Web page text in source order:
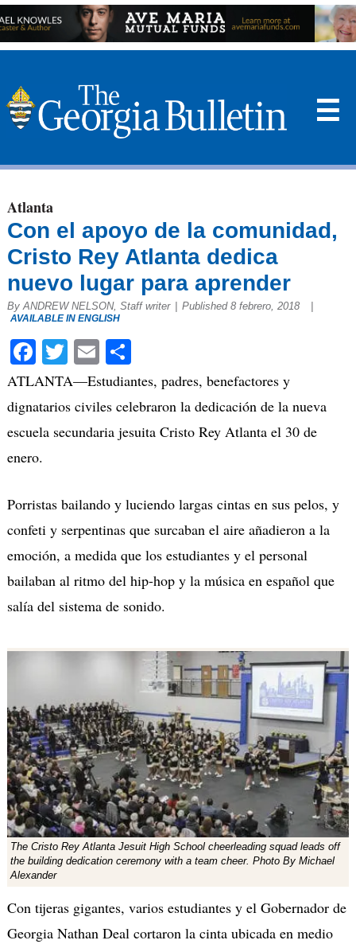
☰
Atlanta
Con el apoyo de la comunidad,
Cristo Rey Atlanta dedica
nuevo lugar para aprender
By ANDREW NELSON, Staff writer Published 8 febrero, 2018
AVAILABLE IN ENGLISH
Facebook
Twitter
EmailCompartir
ATLANTA—Estudiantes, padres, benefactores y
dignatarios civiles celebraron la dedicación de la nueva
escuela secundaria jesuita Cristo Rey Atlanta el 30 de
enero.
Porristas bailando y luciendo largas cintas en sus pelos, y
confeti y serpentinas que surcaban el aire añadieron a la
emoción, a medida que los estudiantes y el personal
bailaban al ritmo del hip-hop y la música en español que
salía del sistema de sonido.
The Cristo Rey Atlanta Jesuit High School cheerleading squad leads off
the building dedication ceremony with a team cheer. Photo By Michael
Alexander
Con tijeras gigantes, varios estudiantes y el Gobernador de
Georgia Nathan Deal cortaron la cinta ubicada en medio